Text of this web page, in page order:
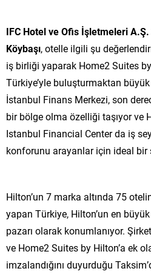
IFC Hotel ve Ofis İşletmeleri
Köybaşı, otelle ilgili şu
iş birliği yaparak Home2 Suites
Türkiye’yle buluşturmaktan
İstanbul Finans Merkezi, son
bir bölge olma özelliği taşıyor ve
Istanbul Financial Center da iş
konforunu arayanlar için ideal bir
Hilton’un 7 marka altında 75
yapan Türkiye, Hilton’un en
pazarı olarak konumlanıyor.
ve Home2 Suites by Hilton’a ek
imzalandığını duyurduğu